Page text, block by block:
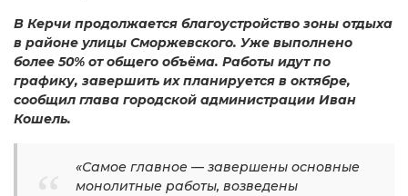
В Керчи продолжается благоустройство зоны отдыха
в районе улицы Сморжевского. Уже выполнено
более 50% от общего объёма. Работы идут по
графику, завершить их планируется в октябре,
сообщил глава городской администрации Иван
Кошель.
«Самое главное — завершены основные
монолитные работы, возведены